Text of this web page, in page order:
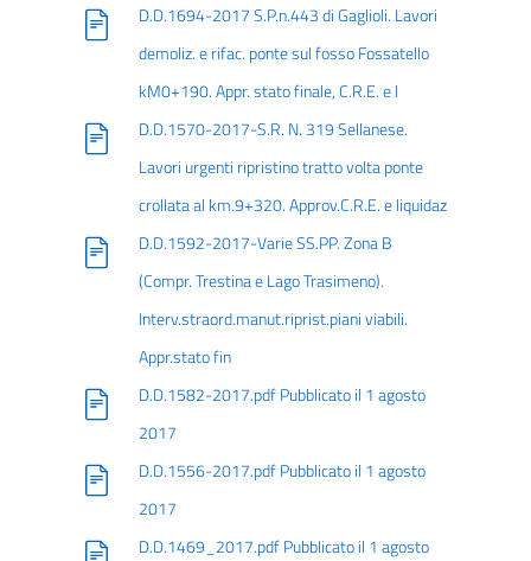
D.D.1694-2017 S.P.n.443 di Gaglioli. Lavori
demoliz. e rifac. ponte sul fosso Fossatello
kM0+190. Appr. stato finale, C.R.E. e l
D.D.1570-2017-S.R. N. 319 Sellanese.
Lavori urgenti ripristino tratto volta ponte
crollata al km.9+320. Approv.C.R.E. e liquidaz
D.D.1592-2017-Varie SS.PP. Zona B
(Compr. Trestina e Lago Trasimeno).
Interv.straord.manut.riprist.piani viabili.
Appr.stato fin
D.D.1582-2017.pdf Pubblicato il 1 agosto
2017
D.D.1556-2017.pdf Pubblicato il 1 agosto
2017
D.D.1469_2017.pdf Pubblicato il 1 agosto